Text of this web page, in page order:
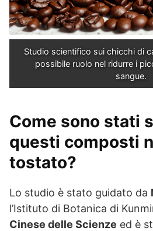
Studio scientifico sui chicchi di
possibile ruolo nel ridurre i
sangue.
Come sono stati
questi composti
tostato?
Lo studio è stato guidato da
l’Istituto di Botanica di
Cinese delle Scienze ed è